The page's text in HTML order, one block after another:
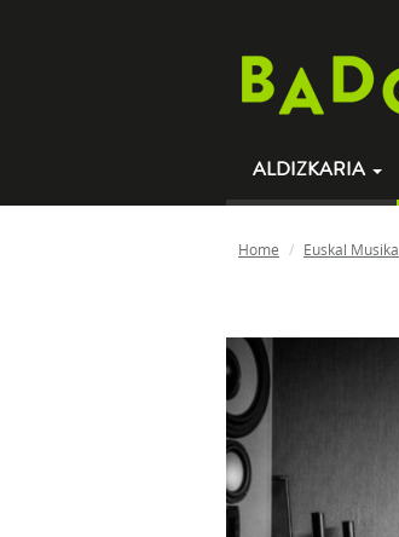
ALDIZKARIA
Home Euskal Musika